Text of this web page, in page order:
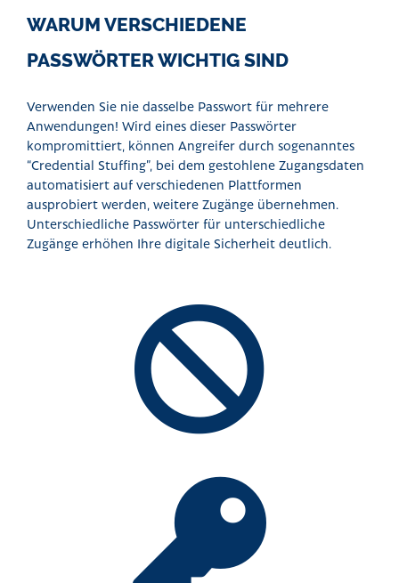
WARUM VERSCHIEDENE
PASSWÖRTER WICHTIG SIND
Verwenden Sie nie dasselbe Passwort für mehrere
Anwendungen! Wird eines dieser Passwörter
kompromittiert, können Angreifer durch sogenanntes
“Credential Stuffing”, bei dem gestohlene Zugangsdaten
automatisiert auf verschiedenen Plattformen
ausprobiert werden, weitere Zugänge übernehmen.
Unterschiedliche Passwörter für unterschiedliche
Zugänge erhöhen Ihre digitale Sicherheit deutlich.